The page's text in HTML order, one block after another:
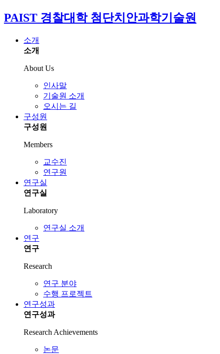
PAIST 경찰대학 첨단치안과학기술원
소개
소개
About Us
인사말
기술원 소개
오시는 길
구성원
구성원
Members
교수진
연구원
연구실
연구실
Laboratory
연구실 소개
연구
연구
Research
연구 분야
수행 프로젝트
연구성과
연구성과
Research Achievements
논문